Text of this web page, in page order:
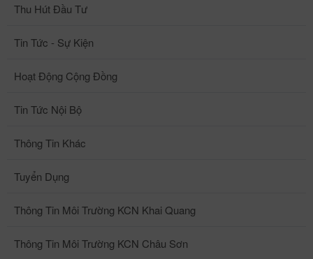
Thu Hút Đầu Tư
Tin Tức - Sự Kiện
Hoạt Động Cộng Đồng
Tin Tức Nội Bộ
Thông Tin Khác
Tuyển Dụng
Thông Tin Môi Trường KCN Khai Quang
Thông Tin Môi Trường KCN Châu Sơn